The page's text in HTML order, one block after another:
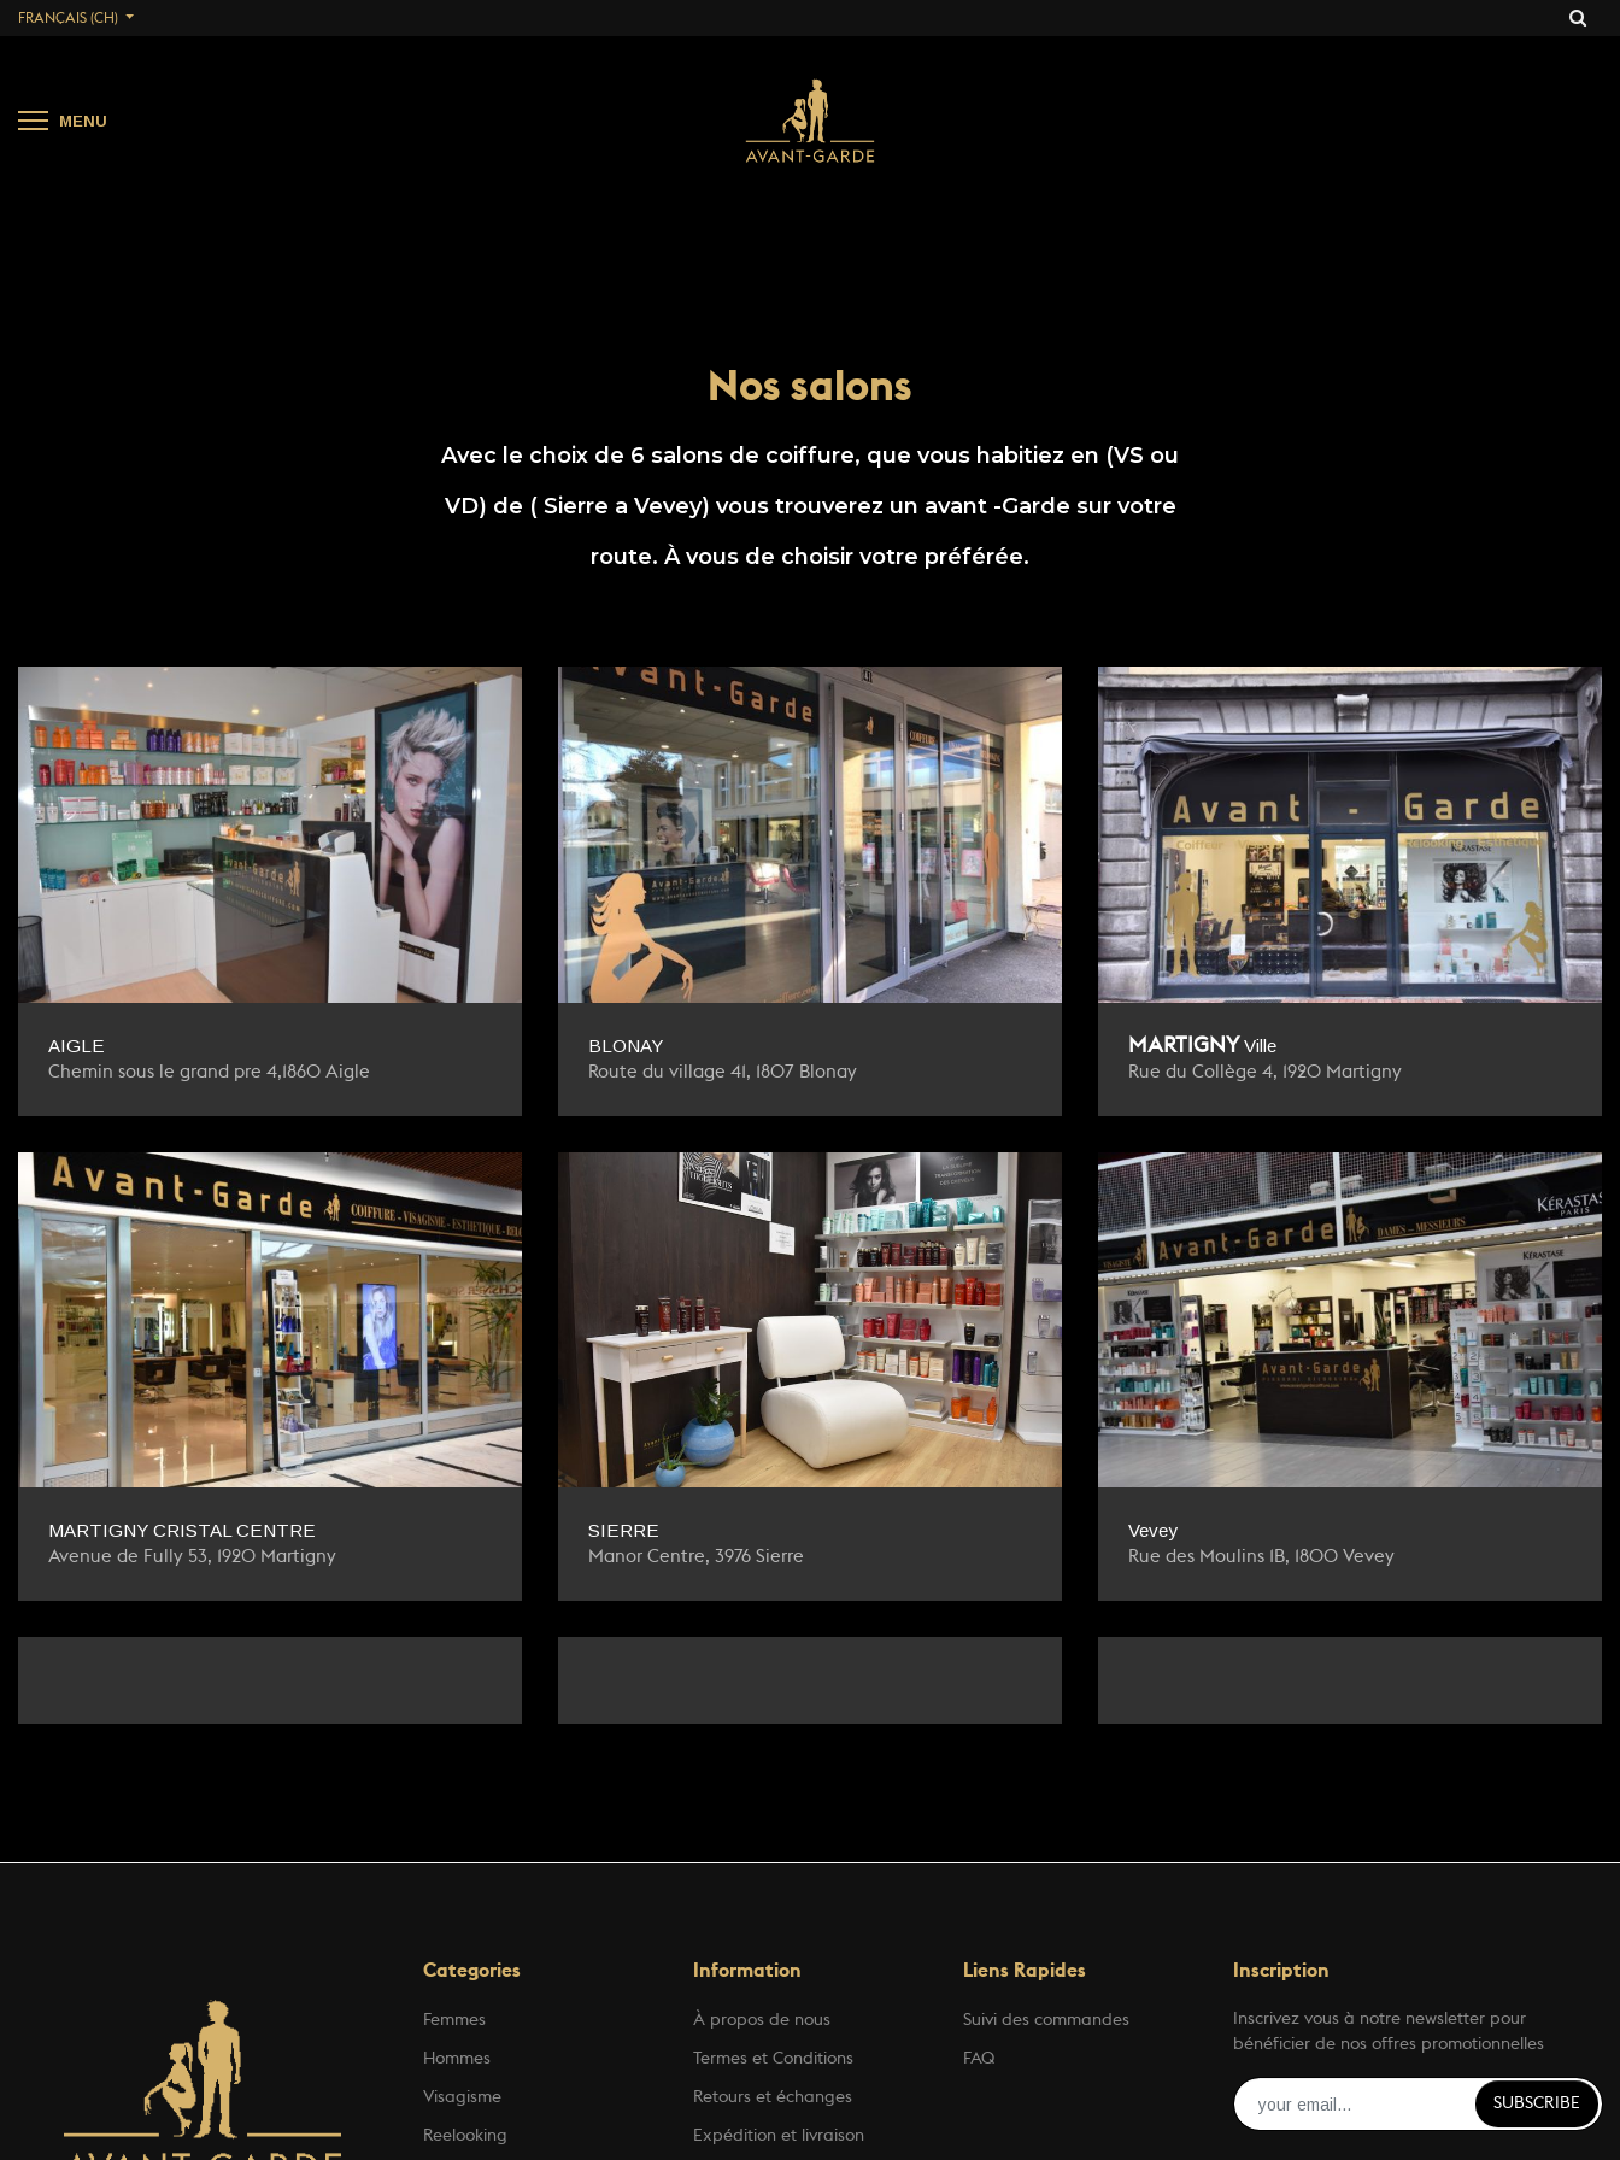
FRANÇAIS (CH)
MENU
FRANÇAIS (CH)
MENU
Nos salons
Avec le choix de 6 salons de coiffure, que vous habitiez en (VS ou
VD) de ( Sierre a Vevey) vous trouverez un avant -Garde sur votre
route. À vous de choisir votre préférée.
AIGLE
Chemin sous le grand pre 4,1860 Aigle
BLONAY
Route du village 41, 1807 Blonay
MARTIGNY Ville
Rue du Collège 4, 1920 Martigny
MARTIGNY CRISTAL CENTRE
Avenue de Fully 53, 1920 Martigny
SIERRE
Manor Centre, 3976 Sierre
Vevey
Rue des Moulins 1B, 1800 Vevey
Categories
Femmes
Hommes
Visagisme
Reelooking
Information
À propos de nous
Termes et Conditions
Retours et échanges
Expédition et livraison
Liens Rapides
Suivi des commandes
FAQ
Inscription
Inscrivez vous à notre newsletter pour
bénéficier de nos offres promotionnelles
SUBSCRIBE